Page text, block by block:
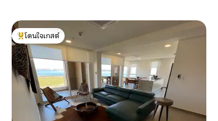
โดนใจเกสต์ที่สุด
โดนใจเกสต์